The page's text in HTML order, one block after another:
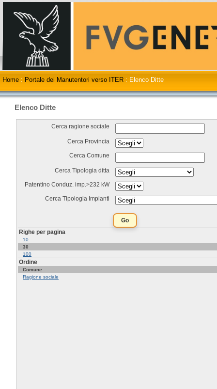
Home : Portale dei Manutentori verso ITER : Elenco Ditte
Elenco Ditte
Cerca ragione sociale
Cerca Provincia
Cerca Comune
Cerca Tipologia ditta
Patentino Conduz. imp.>232 kW
Cerca Tipologia Impianti
Righe per pagina
10
30
100
Ordine
Comune
Ragione sociale